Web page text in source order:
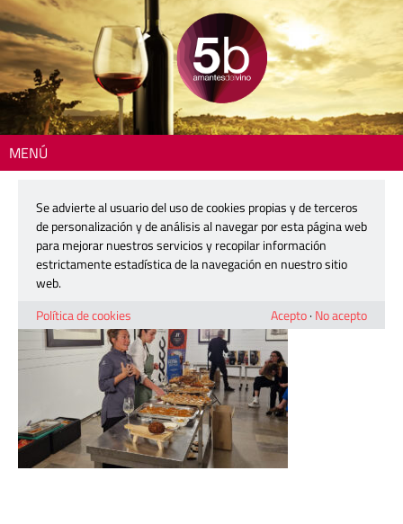
MENÚ
260424-do-ur-begona-rodrigo-08
24 abril, 2026
Se advierte al usuario del uso de cookies propias y de terceros
de personalización y de análisis al navegar por esta página web
para mejorar nuestros servicios y recopilar información
estrictamente estadística de la navegación en nuestro sitio
web.
Política de cookies
Acepto· No acepto